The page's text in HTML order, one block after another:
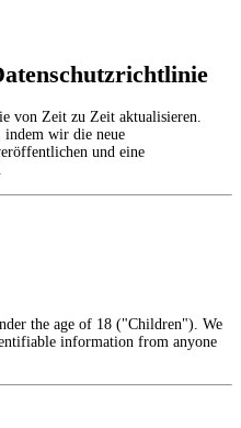
von Zeit zu Zeit aktualisieren.
wir die neue
und eine
the age of 18 ("Children"). We
information from anyone